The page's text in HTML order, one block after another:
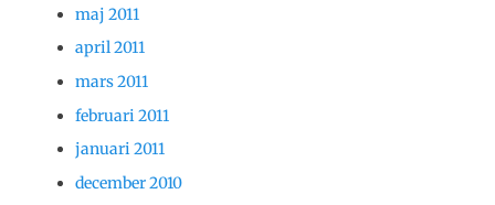
maj 2011
april 2011
mars 2011
februari 2011
januari 2011
december 2010